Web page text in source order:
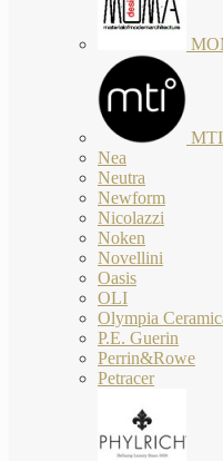
Nea
Neutra
Newform
Nicolazzi
Noken
Novellini
Oasis
OLI
Olympia
P.E. Guerin
Perrin&Rowe
Petracer